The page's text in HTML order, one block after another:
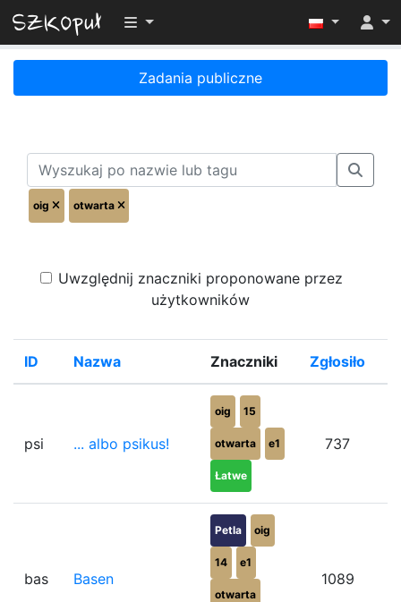
Przełącz widoczność menu
Zadania publiczne
oig otwarta
Uwzględnij znaczniki proponowane przez
użytkowników
ID Nazwa Znaczniki Zgłosiło
psi ... albo psikus!
oig 15
otwarta e1
Łatwe
737
bas Basen
Petla oig
14 e1
otwarta
1089